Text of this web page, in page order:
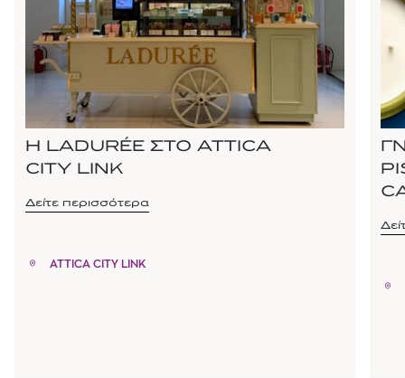
Η LADURÉE ΣΤΟ ATTICA
CITY LINK
Δείτε περισσότερα
ATTICA CITY LINK